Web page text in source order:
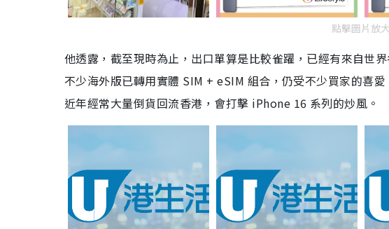
點擊圖片放大
他透露，截至現時為止，出口單算是比較雀躍，已經有來自世
不少海外版已轉用實體 SIM + eSIM 組合，仍受不少買家的喜
近年經常大量倒貨回流香港，會打擊 iPhone 16 系列的炒風。